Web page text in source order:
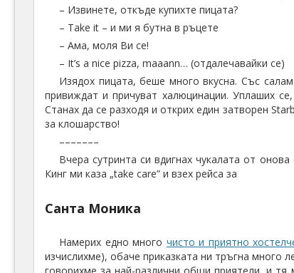
– Извинете, откъде купихте пицата?
– Take it – и ми я бутна в ръцете
– Ама, моля Ви се!
– It’s a nice pizza, maaann… (отдалечавайки се)
Изядох пицата, беше много вкусна. Със
привиждат и причуват халюцинации. Уплаших
Станах да се разходя и открих един затворен
за клошарство!
–––––––
Вчера сутринта си вдигнах чукалата от
Кинг ми каза „take care” и взех рейса за
Санта Моника
Намерих едно много чисто и приятно
изчислихме), обаче приказката ни тръгна много